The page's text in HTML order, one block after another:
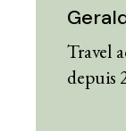
Travel
depuis